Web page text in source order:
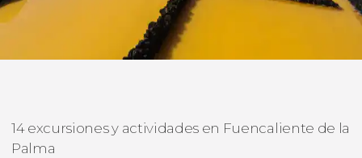
14 excursiones y actividades en Fuencaliente de la
Palma